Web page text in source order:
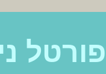
פורטל